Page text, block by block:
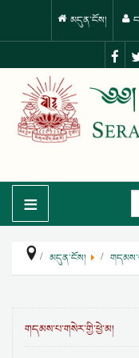
མདུན་ངོས།
≡
མདུན་ངོས།
གདམས་པ་གསེར་གྱི་ཕྱེ་མ།